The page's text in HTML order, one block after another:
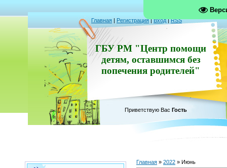
Главная | Регистрация|Вход|RSS
ГБУ РМ "Центр помощи
детям, оставшимся без
попечения родителей"
Приветствую Вас Гость
Главная » 2022 » Июнь